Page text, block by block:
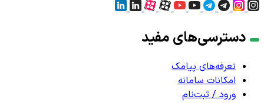
دسترسی‌های مفید
تعرفه‌های پیامک
امکانات سامانه
ورود / ثبت‌نام